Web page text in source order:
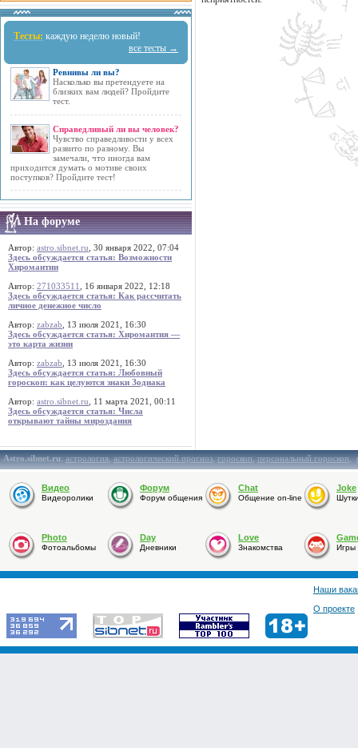
Тесты: каждую неделю новый!
все тесты →
Ревнивы ли вы?
Насколько вы претендуете на
близких вам людей? Пройдите
тест.
Справедливый ли вы человек?
Чувство справедливости у всех
развито по разному. Вы
замечали, что иногда вам
приходится думать о мотиве своих
поступков? Пройдите тест!
На форуме
Автор: astro.sibnet.ru , 30 января 2022, 07:04
Здесь обсуждается статья: Возможности
Хиромантии
Автор: 271033511
, 16 января 2022, 12:18
Здесь обсуждается статья: Как рассчитать
личное денежное число
Автор: zabzab , 13 июля 2021, 16:30
Здесь обсуждается статья: Хиромантия —
это карта жизни
Автор: zabzab , 13 июля 2021, 16:30
Здесь обсуждается статья: Любовный
гороскоп: как целуются знаки Зодиака
Автор: astro.sibnet.ru , 11 марта 2021, 00:11
Здесь обсуждается статья: Числа
открывают тайны мироздания
Astro.sibnet.ru:астрология,астрологический прогноз,гороскоп,персональный гороскоп,
Видео
Видеоролики
Форум
Форум общения
Chat
Общение on-line
Joke
Photo
Фотоальбомы
Day
Дневники
Love
Знакомства Игры
Наши
О проекте